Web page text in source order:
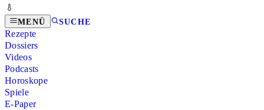
MENÜ SUCHE
Rezepte
Dossiers
Videos
Podcasts
Horoskope
Spiele
E-Paper